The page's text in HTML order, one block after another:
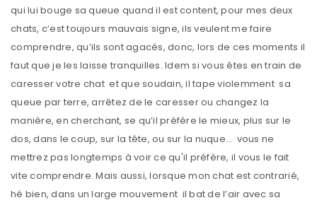
qui lui bouge sa queue quand il est content, pour mes deux
chats, c’est toujours mauvais signe, ils veulent me faire
comprendre, qu’ils sont agacés, donc, lors de ces moments il
faut que je les laisse tranquilles. Idem si vous êtes en train de
caresser votre chat et que soudain, il tape violemment sa
queue par terre, arrêtez de le caresser ou changez la
manière, en cherchant, se qu’il préfère le mieux, plus sur le
dos, dans le coup, sur la tête, ou sur la nuque… vous ne
mettrez pas longtemps à voir ce qu'il préfère, il vous le fait
vite comprendre. Mais aussi, lorsque mon chat est contrarié,
hé bien, dans un large mouvement il bat de l’air avec sa